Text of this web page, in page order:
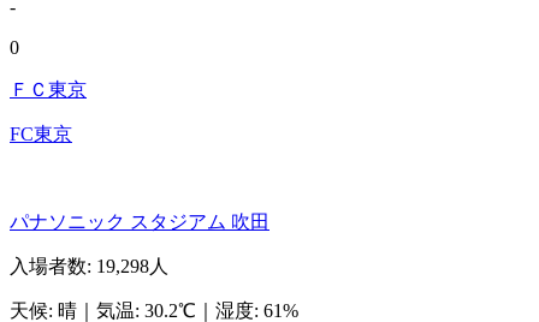
-
0
ＦＣ東京
FC東京
パナソニック スタジアム 吹田
入場者数: 19,298人
天候: 晴 気温: 30.2℃ 湿度: 61%